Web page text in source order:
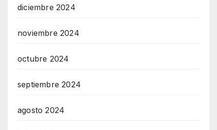
diciembre 2024
noviembre 2024
octubre 2024
septiembre 2024
agosto 2024